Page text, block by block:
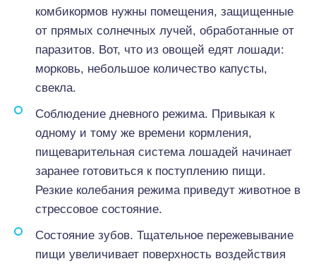
комбикормов нужны помещения, защищенные
от прямых солнечных лучей, обработанные от
паразитов. Вот, что из овощей едят лошади:
морковь, небольшое количество капусты,
свекла.
Соблюдение дневного режима. Привыкая к
одному и тому же времени кормления,
пищеварительная система лошадей начинает
заранее готовиться к поступлению пищи.
Резкие колебания режима приведут животное в
стрессовое состояние.
Состояние зубов. Тщательное пережевывание
пищи увеличивает поверхность воздействия